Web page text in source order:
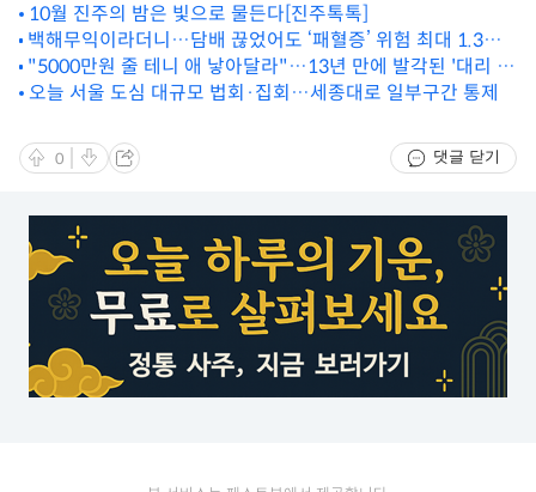
미스 별세
10월 진주의 밤은 빛으로 물든다[진주톡톡]
백해무익이라더니…담배 끊었어도 ‘패혈증’ 위험 최대 1.3배
↑[헬시타임]
"5000만원 줄 테니 애 낳아달라"…13년 만에 발각된 '대리 출
산' 사건의 전말
오늘 서울 도심 대규모 법회·집회…세종대로 일부구간 통제
0 댓글 닫기